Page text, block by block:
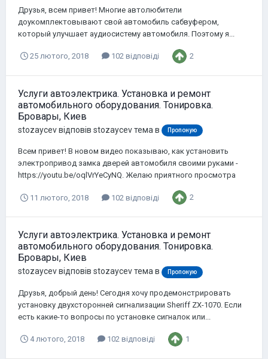
Друзья, всем привет! Многие автолюбители
доукомплектовывают свой автомобиль сабвуфером,
который улучшает аудиосистему автомобиля. Поэтому я...
25 лютого, 2018 102 відповіді 2
Услуги автоэлектрика. Установка и ремонт
автомобильного оборудования. Тонировка.
Бровары, Киев
stozaycevвідповів stozaycevтема в Пропоную
Всем привет! В новом видео показываю, как установить
электропривод замка дверей автомобиля своими руками -
https://youtu.be/oqlVrYeCyNQ. Желаю приятного просмотра
11 лютого, 2018 102 відповіді 2
Услуги автоэлектрика. Установка и ремонт
автомобильного оборудования. Тонировка.
Бровары, Киев
stozaycevвідповів stozaycevтема в Пропоную
Друзья, добрый день! Сегодня хочу продемонстрировать
установку двухсторонней сигнализации Sheriff ZX-1070. Если
есть какие-то вопросы по установке сигналок или...
4 лютого, 2018 102 відповіді 1